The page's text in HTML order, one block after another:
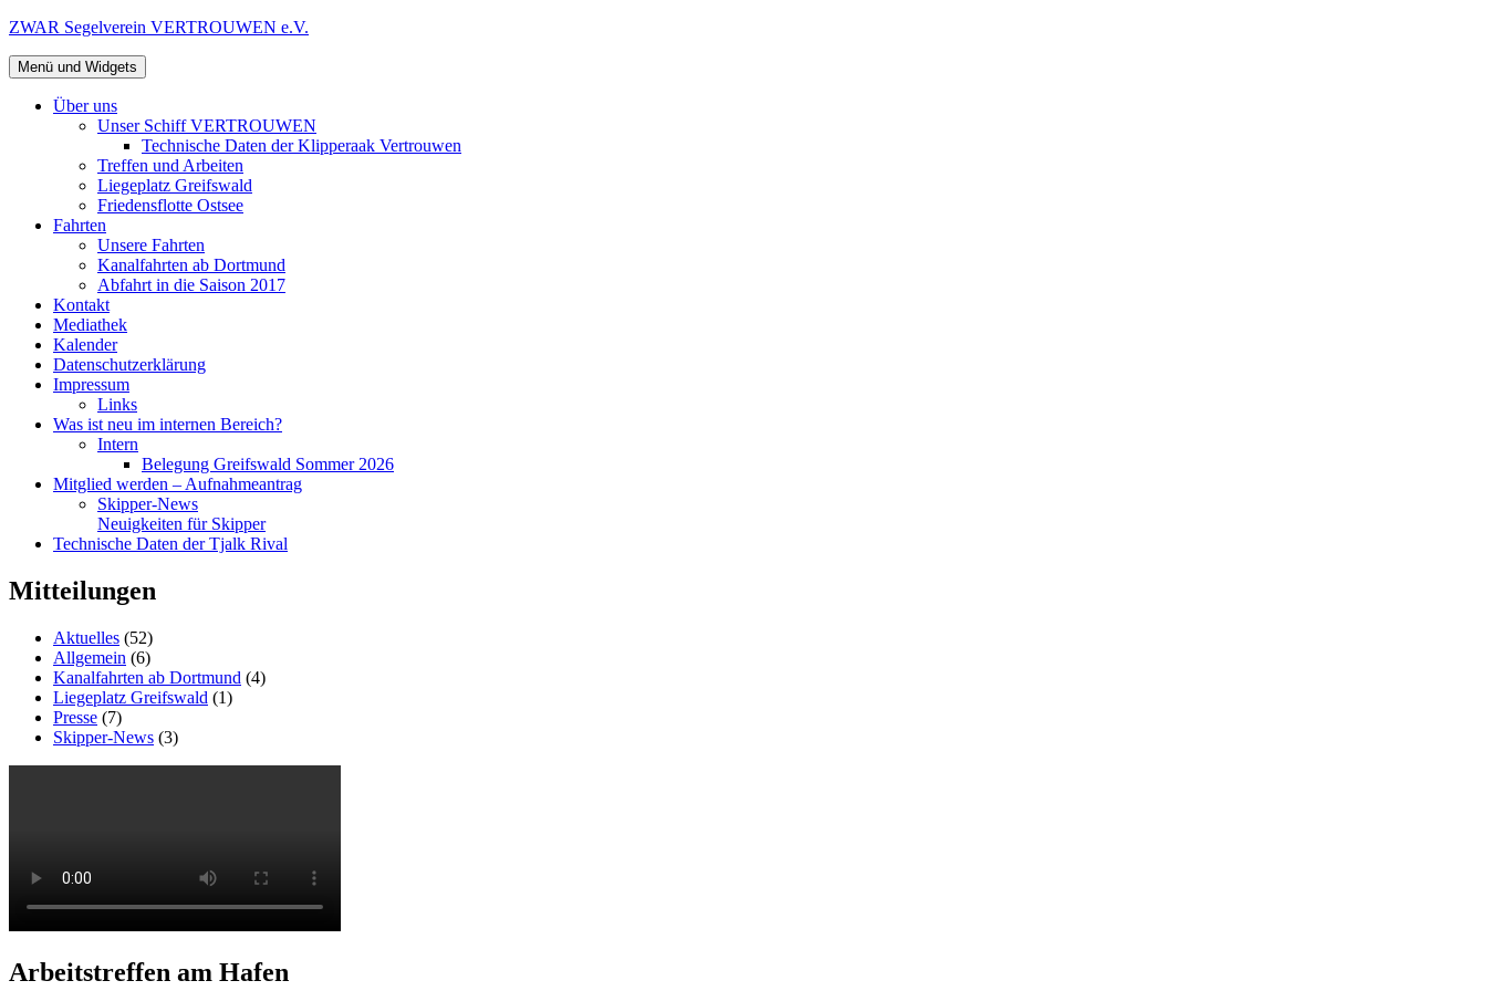
Zum
springen
ZWAR Segelverein VERTROUWEN e.V.
Menü und Widgets
Über uns
Unser Schiff VERTROUWEN
Technische Daten der Klipperaak Vertrouwen
Treffen und Arbeiten
Liegeplatz Greifswald
Friedensflotte Ostsee
Fahrten
Unsere Fahrten
Kanalfahrten ab Dortmund
Abfahrt in die Saison 2017
Kontakt
Mediathek
Kalender
Datenschutzerklärung
Impressum
Links
Was ist neu im internen Bereich?
Intern
Belegung Greifswald Sommer 2026
Mitglied werden – Aufnahmeantrag
Skipper-News
Neuigkeiten für Skipper
Technische Daten der Tjalk Rival
Mitteilungen
Aktuelles (52)
Allgemein (6)
Kanalfahrten ab Dortmund (4)
Liegeplatz Greifswald (1)
Presse (7)
Skipper-News (3)
Arbeitstreffen am Hafen